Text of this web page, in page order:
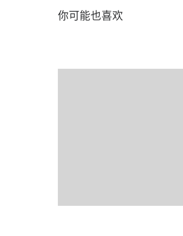
你可能也喜欢